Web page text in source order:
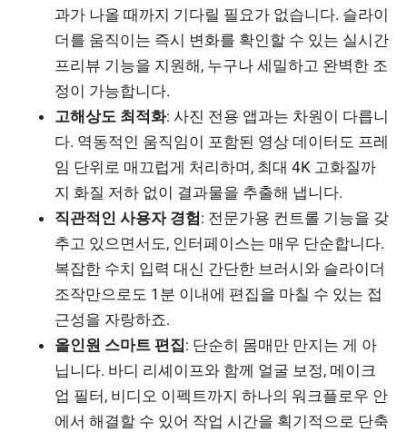
과가 나올 때까지 기다릴 필요가 없습니다. 슬라이
더를 움직이는 즉시 변화를 확인할 수 있는 실시간
프리뷰 기능을 지원해, 누구나 세밀하고 완벽한 조
정이 가능합니다.
고해상도 최적화: 사진 전용 앱과는 차원이 다릅니
다. 역동적인 움직임이 포함된 영상 데이터도 프레
임 단위로 매끄럽게 처리하며, 최대 4K 고화질까
지 화질 저하 없이 결과물을 추출해 냅니다.
직관적인 사용자 경험: 전문가용 컨트롤 기능을 갖
추고 있으면서도, 인터페이스는 매우 단순합니다.
복잡한 수치 입력 대신 간단한 브러시와 슬라이더
조작만으로도 1분 이내에 편집을 마칠 수 있는 접
근성을 자랑하죠.
올인원 스마트 편집: 단순히 몸매만 만지는 게 아
닙니다. 바디 리셰이프와 함께 얼굴 보정, 메이크
업 필터, 비디오 이펙트까지 하나의 워크플로우 안
에서 해결할 수 있어 작업 시간을 획기적으로 단축